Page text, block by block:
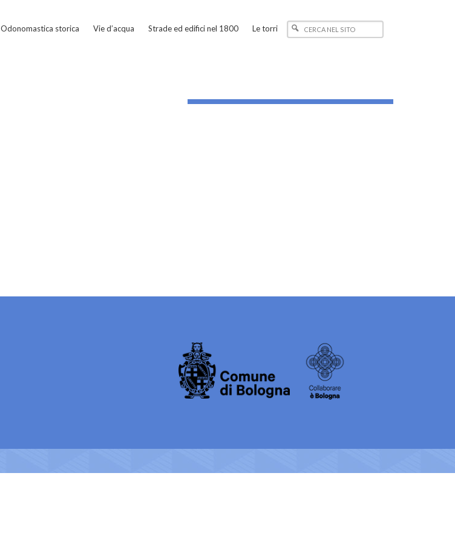
Odonomastica storica Vie d’acqua Strade ed edifici nel 1800 Le torri